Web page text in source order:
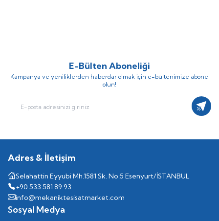
E-Bülten Aboneliği
Kampanya ve yeniliklerden haberdar olmak için e-bültenimize abone
olun!
Adres & İletişim
Selahattin Eyyubi Mh.1581 Sk. No:5 Esenyurt/İSTANBUL
+90 533 581 89 93
info@mekaniktesisatmarket.com
Sosyal Medya